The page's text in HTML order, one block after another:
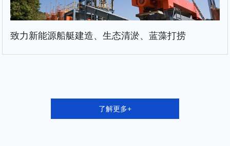
致力新能源船艇建造、生态清淤、蓝藻打捞
了解更多+